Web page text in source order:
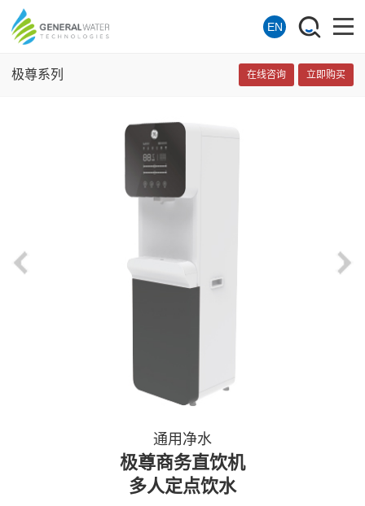
EN
极尊系列 在线咨询 立即购买
通用净水
极尊商务直饮机
多人定点饮水